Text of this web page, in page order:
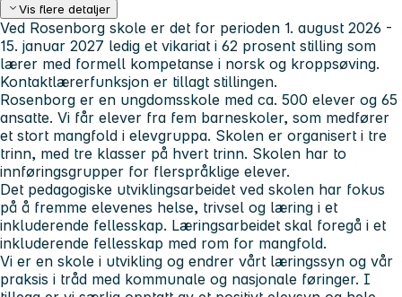
Vis flere detaljer
Ved Rosenborg skole er det for perioden 1. august 2026 -
15. januar 2027 ledig et vikariat i 62 prosent stilling som
lærer med formell kompetanse i norsk og kroppsøving.
Kontaktlærerfunksjon er tillagt stillingen.
Rosenborg er en ungdomsskole med ca. 500 elever og 65
ansatte. Vi får elever fra fem barneskoler, som medfører
et stort mangfold i elevgruppa. Skolen er organisert i tre
trinn, med tre klasser på hvert trinn. Skolen har to
innføringsgrupper for flerspråklige elever.
Det pedagogiske utviklingsarbeidet ved skolen har fokus
på å fremme elevenes helse, trivsel og læring i et
inkluderende fellesskap. Læringsarbeidet skal foregå i et
inkluderende fellesskap med rom for mangfold.
Vi er en skole i utvikling og endrer vårt læringssyn og vår
praksis i tråd med kommunale og nasjonale føringer. I